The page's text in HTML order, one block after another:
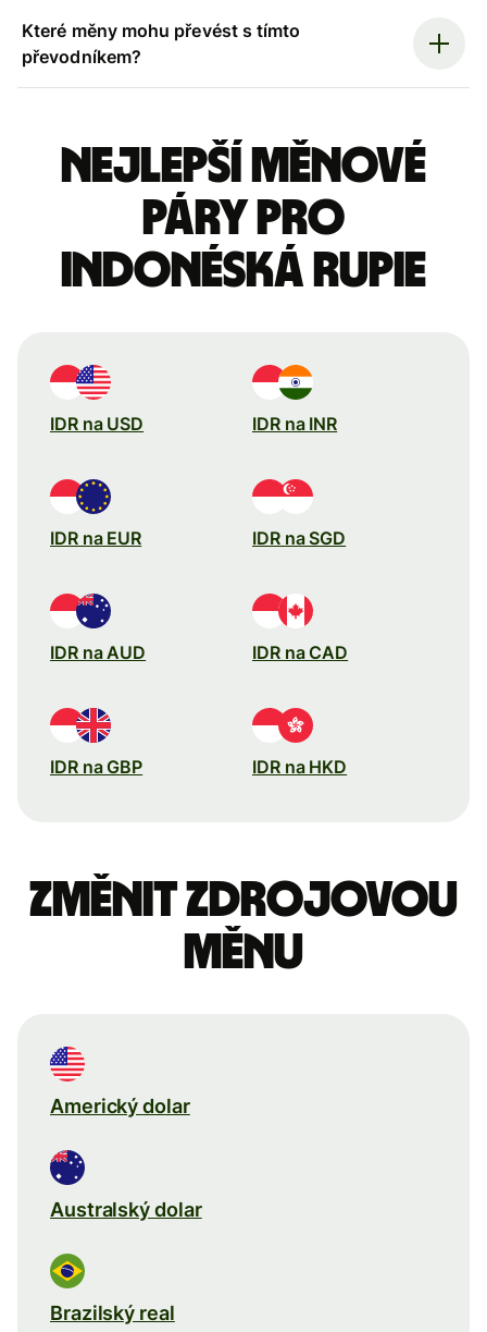
Které měny mohu převést s tímto
převodníkem?
Nejlepší měnové
páry pro
indonéská rupie
IDR na USD IDR na INR
IDR na EUR IDR na SGD
IDR na AUD IDR na CAD
IDR na GBP IDR na HKD
Změnit zdrojovou
měnu
Americký dolar
Australský dolar
Brazilský real